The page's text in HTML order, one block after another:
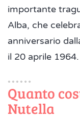
importante
Alba, che
anniversario
il 20 aprile 1964.
Quanto
Nutella